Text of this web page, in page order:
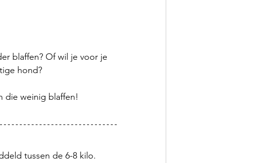
blaffen? Of wil je voor je
hond?
die weinig blaffen!
tussen de 6-8 kilo.